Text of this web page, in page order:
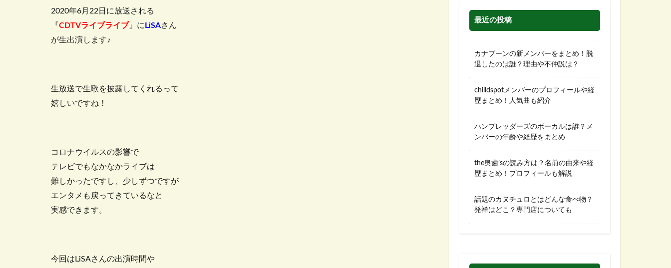
2020年6月22日に放送される
『 CDTVライブライブ』に LiSAさん
が生出演します♪
生放送で生歌を披露してくれるって
嬉しいですね！
コロナウイルスの影響で
テレビでもなかなかライブは
難しかったですし、少しずつですが
エンタメも戻ってきているなと
実感できます。
今回はLiSAさんの出演時間や
最近の投稿
カナブーンの新メンバーをまとめ！脱
退したのは誰？理由や不仲説は？
chilldspotメンバーのプロフィールや経
歴まとめ！人気曲も紹介
ハンブレッダーズのボーカルは誰？メ
ンバーの年齢や経歴をまとめ
the奥歯’sの読み方は？名前の由来や経
歴まとめ！プロフィールも解説
話題のカヌチュロとはどんな食べ物？
発祥はどこ？専門店についても